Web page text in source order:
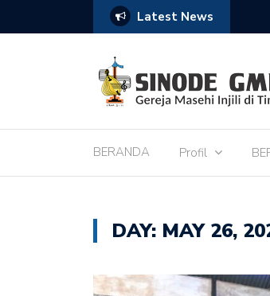
Latest News
BERANDA Profil
DAY: MAY 26,